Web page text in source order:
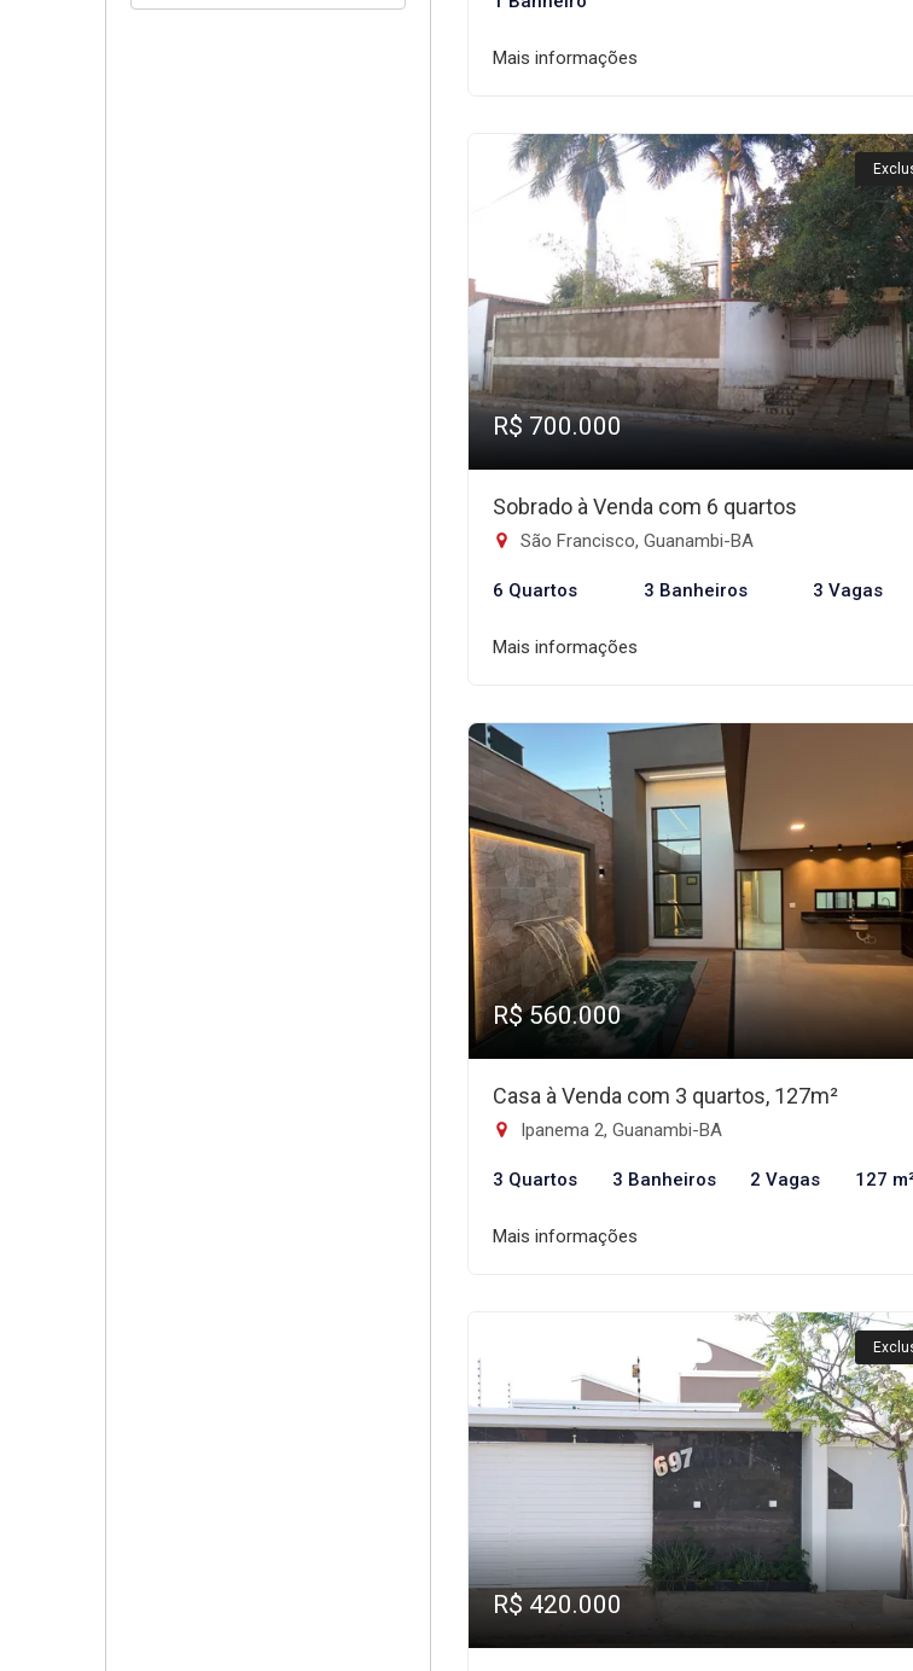
Mais informações
R$ 700.000
Sobrado à Venda com 6 quartos
São Francisco, Guanambi-BA
6 Quartos 3 Banheiros 3 Vagas
Mais informações
R$ 560.000
Casa à Venda com 3 quartos, 127m²
Ipanema 2, Guanambi-BA
3 Quartos 3 Banheiros 2 Vagas 127
Mais informações
R$ 420.000